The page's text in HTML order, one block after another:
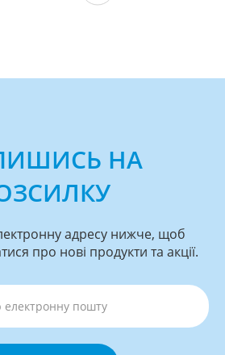
НА
адресу нижче, щоб
про нові продукти та акції.